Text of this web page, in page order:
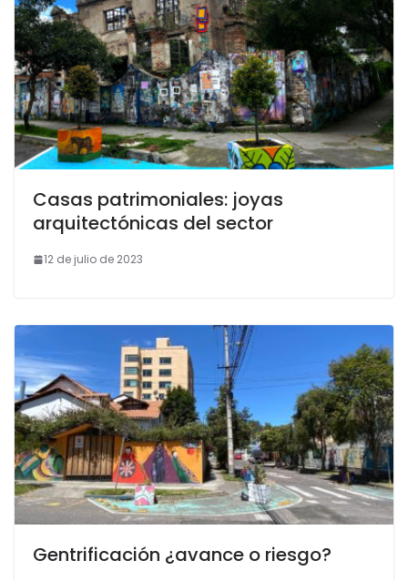
Casas patrimoniales: joyas
arquitectónicas del sector
12 de julio de 2023
Gentrificación ¿avance o riesgo?